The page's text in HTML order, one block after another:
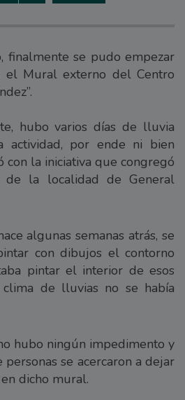
finalmente se pudo empezar
el Mural externo del Centro
hubo varios días de lluvia
actividad, por ende ni bien
con la iniciativa que congregó
de la localidad de General
algunas semanas atrás, se
con dibujos el contorno
pintar el interior de esos
de lluvias no se había
hubo ningún impedimento y
se acercaron a dejar
dicho mural.